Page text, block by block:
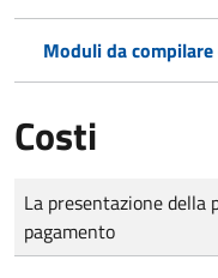
Moduli da
Costi
Tipo di pagamento
Importo
La presentazione della
pagamento